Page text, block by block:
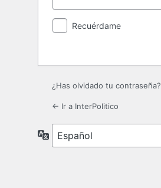
Recuérdame
¿Has olvidado tu contraseña?
← Ir a InterPolitico
Idioma